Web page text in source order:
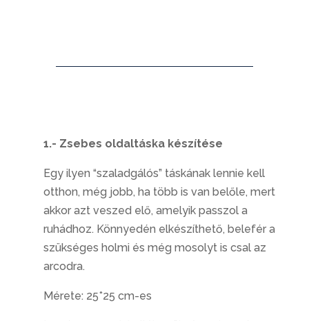
1.- Zsebes oldaltáska készítése
Egy ilyen “szaladgálós” táskának lennie kell
otthon, még jobb, ha több is van belőle, mert
akkor azt veszed elő, amelyik passzol a
ruhádhoz. Könnyedén elkészíthető, belefér a
szükséges holmi és még mosolyt is csal az
arcodra.
Mérete: 25*25 cm-es